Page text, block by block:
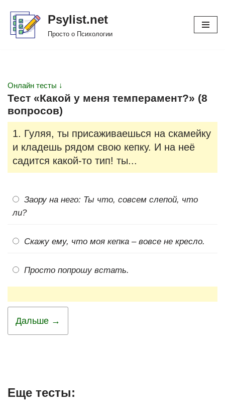
Перейти
Psylist.net
Просто о Психологии
Онлайн тесты ↓
Тест «Какой у меня темперамент?» (8
вопросов)
1. Гуляя, ты присаживаешься на скамейку
и кладешь рядом свою кепку. И на неё
садится какой-то тип! ты...
Заору на него: Ты что, совсем слепой, что
ли?
Скажу ему, что моя кепка – вовсе не кресло.
Просто попрошу встать.
Дальше →
Еще тесты: